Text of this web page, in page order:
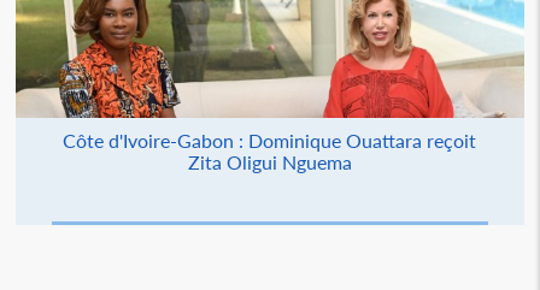
Côte d'Ivoire-Gabon : Dominique Ouattara reçoit
Zita Oligui Nguema